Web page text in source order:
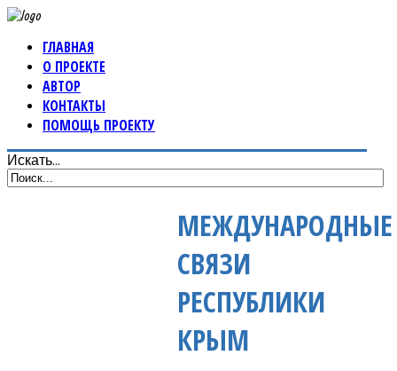
ГЛАВНАЯ
О ПРОЕКТЕ
АВТОР
КОНТАКТЫ
ПОМОЩЬ ПРОЕКТУ
Искать...
МЕЖДУНАРОДНЫЕ
СВЯЗИ
РЕСПУБЛИКИ
КРЫМ